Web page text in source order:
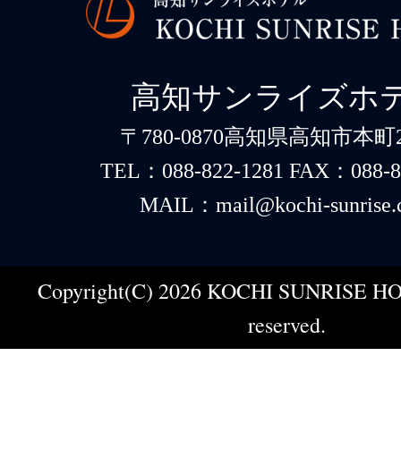
高知サンライズホ
〒780-0870高知県高知市本町
TEL：088-822-1281 FAX：088-
MAIL：mail@kochi-
Copyright(C) 2026 KOCHI SUNRISE
reserved.